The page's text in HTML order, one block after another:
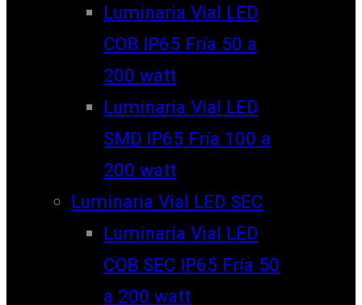
Luminaria Vial LED
COB IP65 Fría 50 a
200 watt
Luminaria Vial LED
SMD IP65 Fría 100 a
200 watt
Luminaria Vial LED SEC
Luminaria Vial LED
COB SEC IP65 Fría 50
a 200 watt